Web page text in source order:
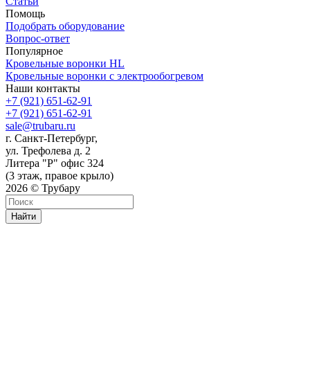
Помощь
Подобрать оборудование
Вопрос-ответ
Популярное
Кровельные воронки HL
Кровельные воронки с электрообогревом
Наши контакты
+7 (921) 651-62-91
+7 (921) 651-62-91
sale@trubaru.ru
г. Санкт-Петербург,
ул. Трефолева д. 2
Литера "Р" офис 324
(3 этаж, правое крыло)
2026 © Трубару
Найти